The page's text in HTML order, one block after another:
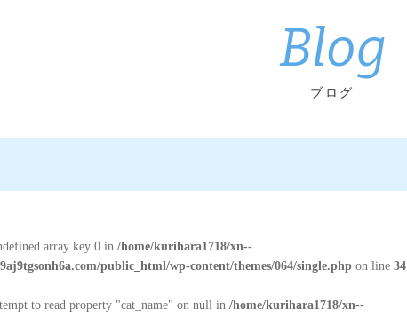
Blog
ブログ
array key 0 in/home/kurihara1718/xn--
public_html/wp-content/themes/064/single.php on line34
to read property "cat_name" on null in/home/kurihara1718/xn--